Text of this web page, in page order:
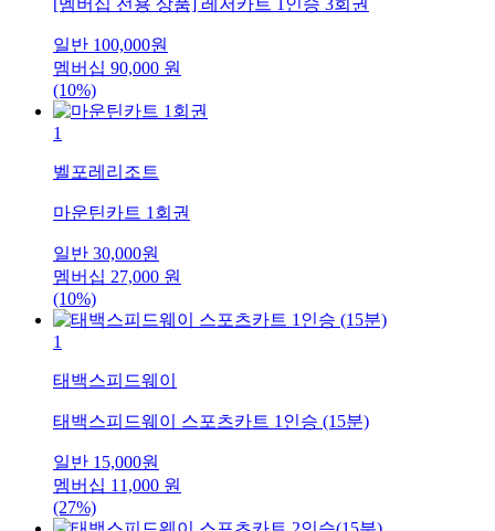
일반 100,000원
멤버십 90,000 원
(10%)
1
벨포레리조트
마운틴카트 1회권
일반 30,000원
멤버십 27,000 원
(10%)
1
태백스피드웨이
태백스피드웨이 스포츠카트 1인승 (15분)
일반 15,000원
멤버십 11,000 원
(27%)